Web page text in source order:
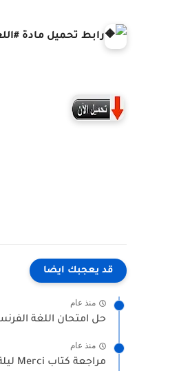
رابط تحميل مادة
قد يعجبك ايضا
منذ عام
حل امتحان اللغة الفرنسية للصف
منذ عام
مراجعة كتاب Merci ليلة امتحان الفرنساوى بالإجابات للثانوية العامة...